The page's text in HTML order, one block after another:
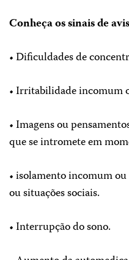
Conheça os sinais de
• Dificuldades de
• Irritabilidade incomum
• Imagens ou
que se intromete em
• isolamento incomum
ou situações sociais.
• Interrupção do sono.